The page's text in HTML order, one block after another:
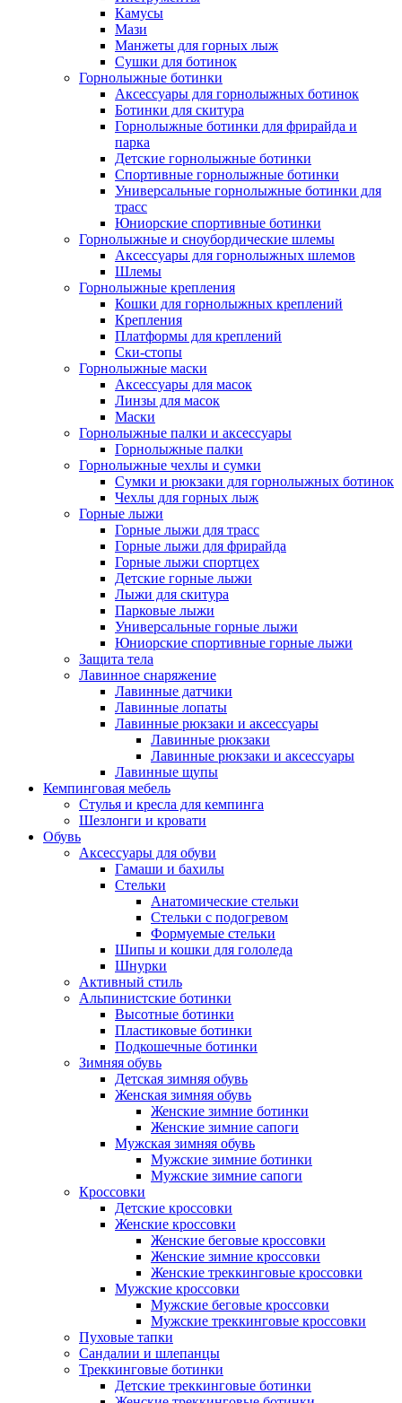
Камусы
Мази
Манжеты для горных лыж
Сушки для ботинок
Горнолыжные ботинки
Аксессуары для горнолыжных ботинок
Ботинки для скитура
Горнолыжные ботинки для фрирайда и
парка
Детские горнолыжные ботинки
Спортивные горнолыжные ботинки
Универсальные горнолыжные ботинки для
трасс
Юниорские спортивные ботинки
Горнолыжные и сноубордические шлемы
Аксессуары для горнолыжных шлемов
Шлемы
Горнолыжные крепления
Кошки для горнолыжных креплений
Крепления
Платформы для креплений
Ски-стопы
Горнолыжные маски
Аксессуары для масок
Линзы для масок
Маски
Горнолыжные палки и аксессуары
Горнолыжные палки
Горнолыжные чехлы и сумки
Сумки и рюкзаки для горнолыжных ботинок
Чехлы для горных лыж
Горные лыжи
Горные лыжи для трасс
Горные лыжи для фрирайда
Горные лыжи спортцех
Детские горные лыжи
Лыжи для скитура
Парковые лыжи
Универсальные горные лыжи
Юниорские спортивные горные лыжи
Защита тела
Лавинное снаряжение
Лавинные датчики
Лавинные лопаты
Лавинные рюкзаки и аксессуары
Лавинные рюкзаки
Лавинные рюкзаки и аксессуары
Лавинные щупы
Кемпинговая мебель
Стулья и кресла для кемпинга
Шезлонги и кровати
Обувь
Аксессуары для обуви
Гамаши и бахилы
Стельки
Анатомические стельки
Стельки с подогревом
Формуемые стельки
Шипы и кошки для гололеда
Шнурки
Активный стиль
Альпинистские ботинки
Высотные ботинки
Пластиковые ботинки
Подкошечные ботинки
Зимняя обувь
Детская зимняя обувь
Женская зимняя обувь
Женские зимние ботинки
Женские зимние сапоги
Мужская зимняя обувь
Мужские зимние ботинки
Мужские зимние сапоги
Кроссовки
Детские кроссовки
Женские кроссовки
Женские беговые кроссовки
Женские зимние кроссовки
Женские треккинговые кроссовки
Мужские кроссовки
Мужские беговые кроссовки
Мужские треккинговые кроссовки
Пуховые тапки
Сандалии и шлепанцы
Треккинговые ботинки
Детские треккинговые ботинки